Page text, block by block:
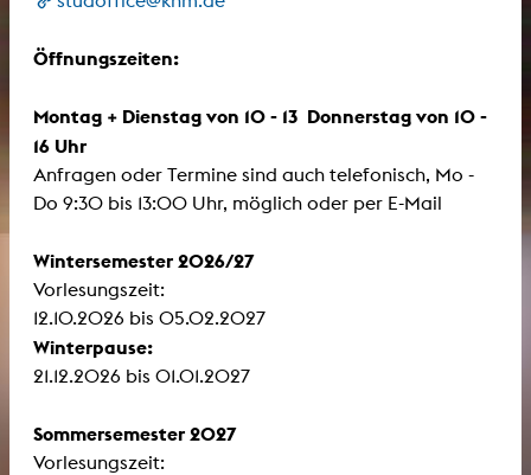
Öffnungszeiten:
Montag + Dienstag von 10 - 13 Donnerstag von 10 -
16 Uhr
Anfragen oder Termine sind auch telefonisch, Mo -
Do 9:30 bis 13:00 Uhr, möglich oder per E-Mail
Wintersemester 2026/27
Vorlesungszeit:
12.10.2026 bis 05.02.2027
Winterpause:
21.12.2026 bis 01.01.2027
Sommersemester 2027
Vorlesungszeit: